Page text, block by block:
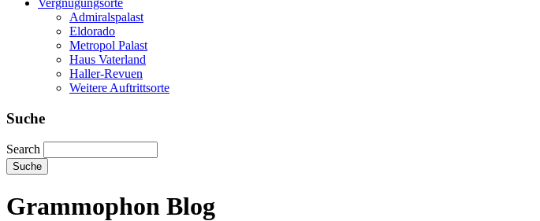
Admiralspalast
Eldorado
Metropol Palast
Haus Vaterland
Haller-Revuen
Weitere Auftrittsorte
Suche
Search
Grammophon Blog